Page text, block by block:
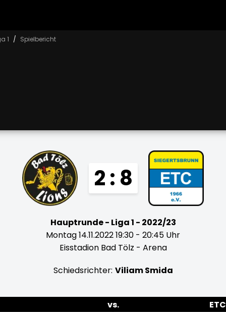
1 Spielbericht
2 : 8
Hauptrunde - Liga 1 - 2022/23
Montag 14.11.2022 19:30 - 20:45 Uhr
Eisstadion Bad Tölz - Arena
Schiedsrichter: Viliam Smida
vs.